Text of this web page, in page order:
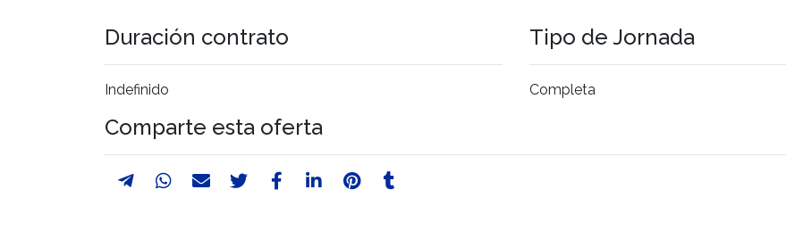
Duración contrato
Indefinido
Tipo de Jornada
Completa
Comparte esta oferta